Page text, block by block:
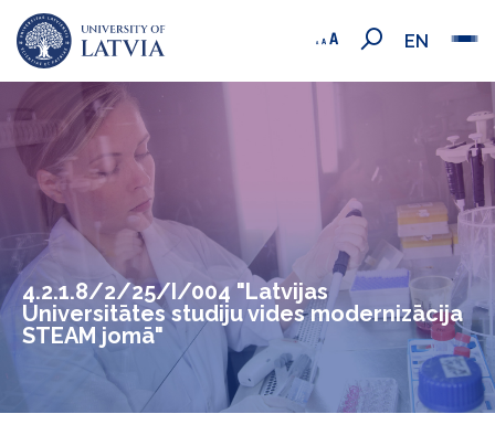
EN
4.2.1.8/2/25/I/004 "Latvijas
Universitātes studiju vides modernizācija
STEAM jomā"